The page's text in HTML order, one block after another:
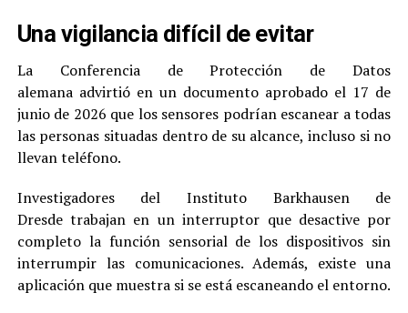
Una vigilancia difícil de evitar
La Conferencia de Protección de Datos
alemana advirtió en un documento aprobado el 17 de
junio de 2026 que los sensores podrían escanear a todas
las personas situadas dentro de su alcance, incluso si no
llevan teléfono.
Investigadores del Instituto Barkhausen de
Dresde trabajan en un interruptor que desactive por
completo la función sensorial de los dispositivos sin
interrumpir las comunicaciones. Además, existe una
aplicación que muestra si se está escaneando el entorno.